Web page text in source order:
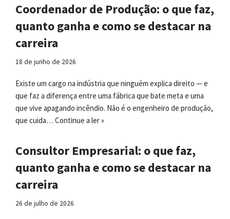
Coordenador de Produção: o que faz,
quanto ganha e como se destacar na
carreira
18 de junho de 2026
Existe um cargo na indústria que ninguém explica direito — e
que faz a diferença entre uma fábrica que bate meta e uma
que vive apagando incêndio. Não é o engenheiro de produção,
que cuida… Continue a ler »
Consultor Empresarial: o que faz,
quanto ganha e como se destacar na
carreira
26 de julho de 2026